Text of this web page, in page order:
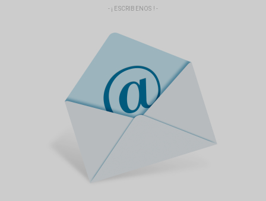
- ¡ ESCRIBENOS ! -